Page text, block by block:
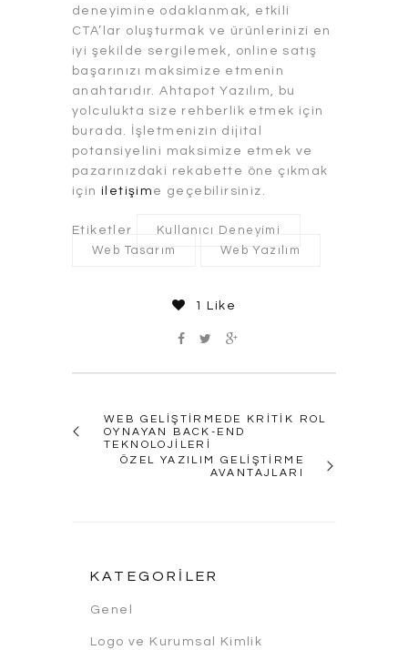
deneyimine odaklanmak, etkili
CTA’lar oluşturmak ve ürünlerinizi en
iyi şekilde sergilemek, online satış
başarınızı maksimize etmenin
anahtarıdır. Ahtapot Yazılım, bu
yolculukta size rehberlik etmek için
burada. İşletmenizin dijital
potansiyelini maksimize etmek ve
pazarınızdaki rekabette öne çıkmak
için iletişim e geçebilirsiniz.
Etiketler
Kullanıcı Deneyimi
Web Tasarım
Web Yazılım
1 Like
WEB GELIŞTIRMEDE KRITIK ROL
OYNAYAN BACK-END
TEKNOLOJILERI
ÖZEL YAZILIM GELIŞTIRME
AVANTAJLARI
KATEGORILER
Genel
Logo ve Kurumsal Kimlik